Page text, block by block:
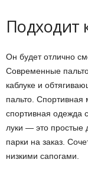
Подходит
Он будет отлично
Современные
каблуке и
пальто. Спортивная
спортивная одежда
луки — это простые
парки на заказ.
низкими сапогами.